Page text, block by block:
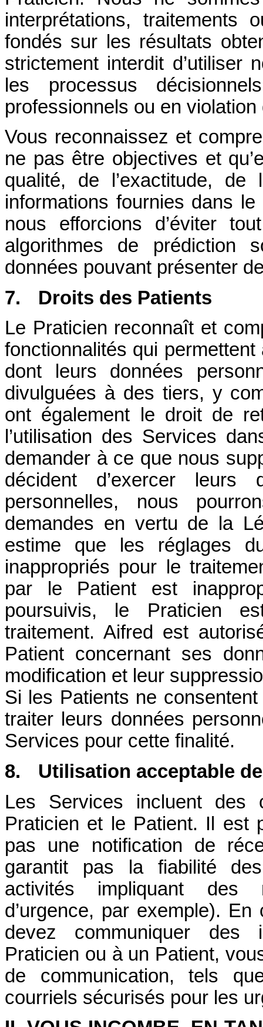
interprétations, traitements
fondés sur les résultats
strictement interdit d’utiliser
les processus
professionnels ou en
Vous reconnaissez et
ne pas être objectives et
qualité, de l’exactitude,
informations fournies dans
nous efforcions d’éviter
algorithmes de prédiction
données pouvant présenter
7.
Droits des Patients
Le Praticien reconnaît et
fonctionnalités qui
dont leurs données
divulguées à des tiers, y
ont également le droit de
l’utilisation des Services
demander à ce que nous
décident d’exercer leurs
personnelles, nous
demandes en vertu de la
estime que les réglages
inappropriés pour le
par le Patient est
poursuivis, le Praticien
traitement. Aifred est
Patient concernant ses
modification et leur
Si les Patients ne
traiter leurs données
Services pour cette finalité.
8.
Utilisation acceptable
Les Services incluent des
Praticien et le Patient. Il est
pas une notification de
garantit pas la fiabilité
activités impliquant des
d’urgence, par exemple).
devez communiquer des
Praticien ou à un Patient,
de communication, tels
courriels sécurisés pour les